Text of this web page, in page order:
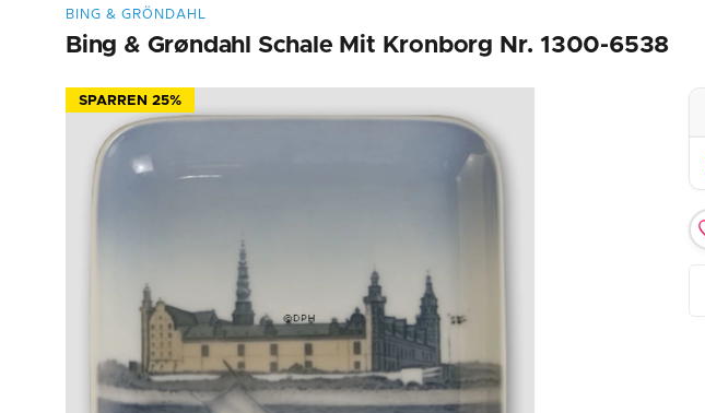
BING & GRÖNDAHL
Bing & Grøndahl Schale Mit Kronborg Nr. 1300-6538
SPARREN 25%